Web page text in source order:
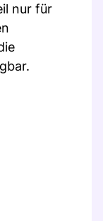
nur für